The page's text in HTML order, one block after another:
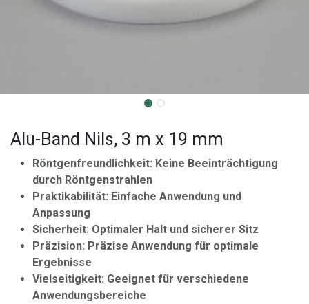
Alu-Band Nils, 3 m x 19 mm
Röntgenfreundlichkeit: Keine Beeinträchtigung
durch Röntgenstrahlen
Praktikabilität: Einfache Anwendung und
Anpassung
Sicherheit: Optimaler Halt und sicherer Sitz
Präzision: Präzise Anwendung für optimale
Ergebnisse
Vielseitigkeit: Geeignet für verschiedene
Anwendungsbereiche